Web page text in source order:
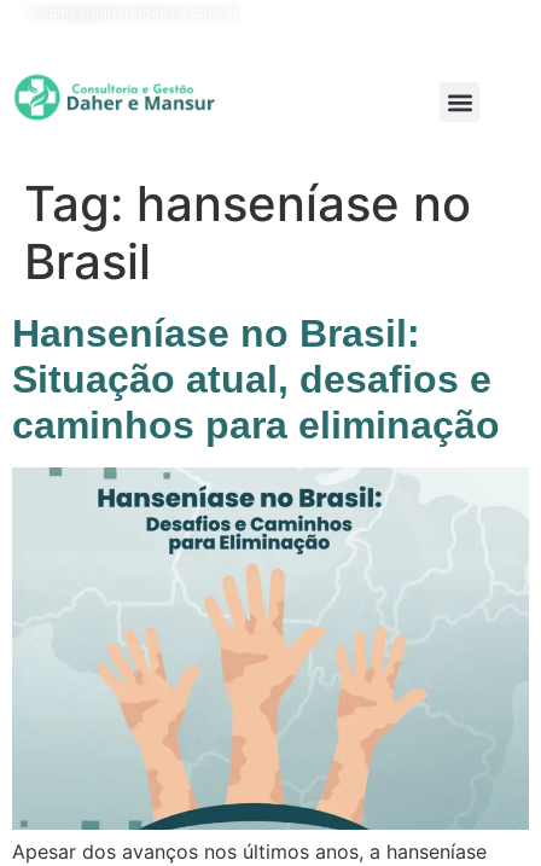
Tag: hanseníase no
Brasil
Hanseníase no Brasil:
Situação atual, desafios e
caminhos para eliminação
Apesar dos avanços nos últimos anos, a hanseníase